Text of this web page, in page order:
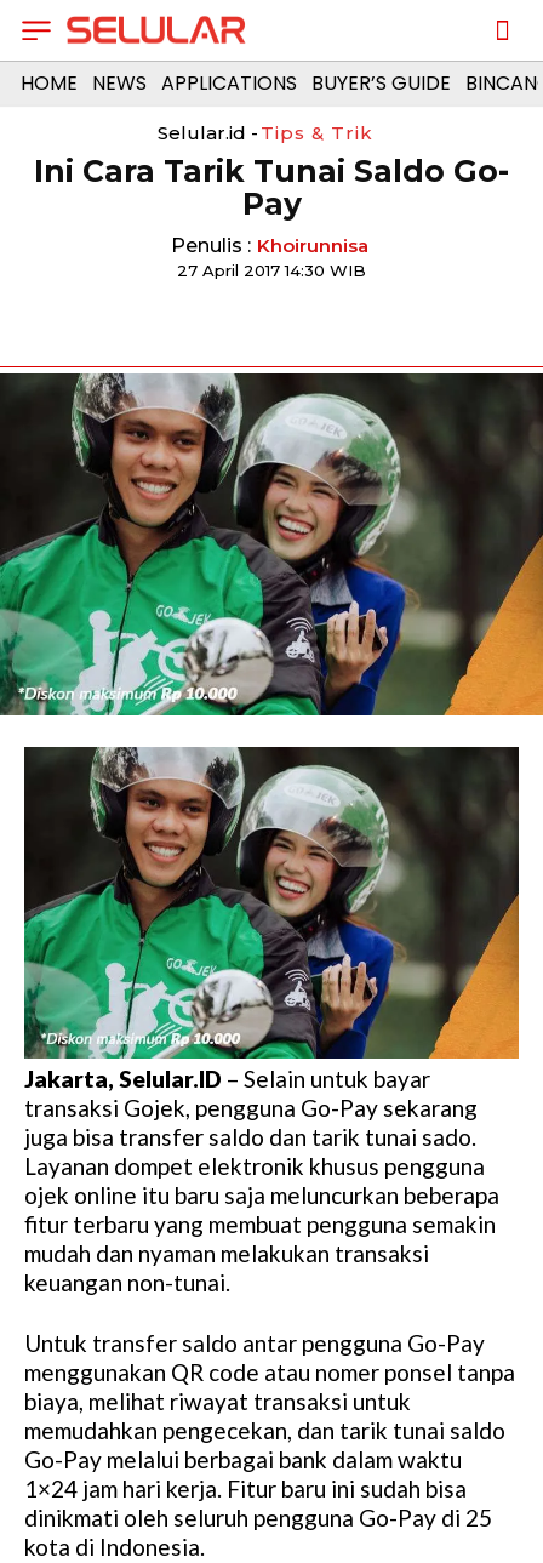
HOME NEWS APPLICATIONS BUYER’S GUIDE
Selular.id - Tips & Trik
Ini Cara Tarik Tunai Saldo Go-
Pay
Penulis : Khoirunnisa
27 April 2017 14:30 WIB
Jakarta, Selular.ID – Selain untuk bayar
transaksi Gojek, pengguna Go-Pay sekarang
juga bisa transfer saldo dan tarik tunai sado.
Layanan dompet elektronik khusus pengguna
ojek online itu baru saja meluncurkan beberapa
fitur terbaru yang membuat pengguna semakin
mudah dan nyaman melakukan transaksi
keuangan non-tunai.
Untuk transfer saldo antar pengguna Go-Pay
menggunakan QR code atau nomer ponsel tanpa
biaya, melihat riwayat transaksi untuk
memudahkan pengecekan, dan tarik tunai saldo
Go-Pay melalui berbagai bank dalam waktu
1×24 jam hari kerja. Fitur baru ini sudah bisa
dinikmati oleh seluruh pengguna Go-Pay di 25
kota di Indonesia.